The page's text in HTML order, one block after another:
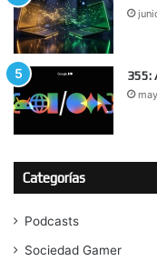
355:
Categorías
Podcasts
Sociedad Gamer